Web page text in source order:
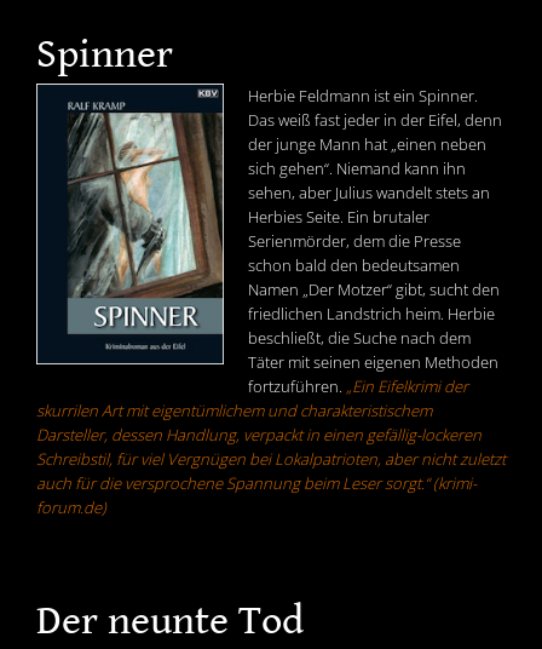
Spinner
Herbie Feldmann ist ein Spinner.
Das weiß fast jeder in der Eifel, denn
der junge Mann hat „einen neben
sich gehen“. Niemand kann ihn
sehen, aber Julius wandelt stets an
Herbies Seite. Ein brutaler
Serienmörder, dem die Presse
schon bald den bedeutsamen
Namen „Der Motzer“ gibt, sucht den
friedlichen Landstrich heim. Herbie
beschließt, die Suche nach dem
Täter mit seinen eigenen Methoden
fortzuführen. „Ein Eifelkrimi der
skurrilen Art mit eigentümlichem und charakteristischem
Darsteller, dessen Handlung, verpackt in einen gefällig-lockeren
Schreibstil, für viel Vergnügen bei Lokalpatrioten, aber nicht zuletzt
auch für die versprochene Spannung beim Leser sorgt.“ (krimi-
forum.de)
Der neunte Tod